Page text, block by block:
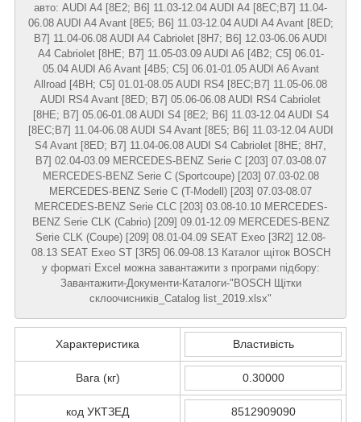
авто: AUDI A4 [8E2; B6] 11.03-12.04 AUDI A4 [8EC;B7] 11.04-
06.08 AUDI A4 Avant [8E5; B6] 11.03-12.04 AUDI A4 Avant [8ED;
B7] 11.04-06.08 AUDI A4 Cabriolet [8H7; B6] 12.03-06.06 AUDI
A4 Cabriolet [8HE; B7] 11.05-03.09 AUDI A6 [4B2; C5] 06.01-
05.04 AUDI A6 Avant [4B5; C5] 06.01-01.05 AUDI A6 Avant
Allroad [4BH; C5] 01.01-08.05 AUDI RS4 [8EC;B7] 11.05-06.08
AUDI RS4 Avant [8ED; B7] 05.06-06.08 AUDI RS4 Cabriolet
[8HE; B7] 05.06-01.08 AUDI S4 [8E2; B6] 11.03-12.04 AUDI S4
[8EC;B7] 11.04-06.08 AUDI S4 Avant [8E5; B6] 11.03-12.04 AUDI
S4 Avant [8ED; B7] 11.04-06.08 AUDI S4 Cabriolet [8HE; 8H7,
B7] 02.04-03.09 MERCEDES-BENZ Serie C [203] 07.03-08.07
MERCEDES-BENZ Serie C (Sportcoupe) [203] 07.03-02.08
MERCEDES-BENZ Serie C (T-Modell) [203] 07.03-08.07
MERCEDES-BENZ Serie CLC [203] 03.08-10.10 MERCEDES-
BENZ Serie CLK (Cabrio) [209] 09.01-12.09 MERCEDES-BENZ
Serie CLK (Coupe) [209] 08.01-04.09 SEAT Exeo [3R2] 12.08-
08.13 SEAT Exeo ST [3R5] 06.09-08.13 Каталог щіток BOSCH
у форматі Excel можна завантажити з програми підбору:
Завантажити-Документи-Каталоги-"BOSCH Щітки
склоочисників_Catalog list_2019.xlsx"
Характеристика Властивість
Вага (кг) 0.30000
код УКТЗЕД 8512909090